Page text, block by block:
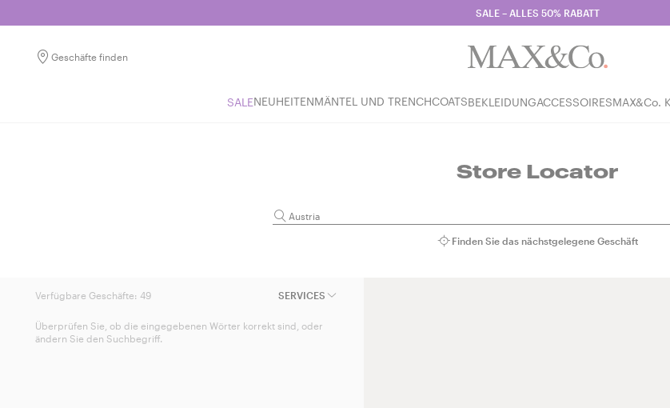
SALE – ALLES 50% RABATT
Geschäfte finden
SALENEUHEITENMÄNTEL UND TRENCHCOATSBEKLEIDUNGACCESSOIRESMAX&Co.
Store Locator
Finden Sie das nächstgelegene Geschäft
SERVICES
Verfügbare Geschäfte: 49
Überprüfen Sie, ob die eingegebenen Wörter korrekt sind, oder
ändern Sie den Suchbegriff.